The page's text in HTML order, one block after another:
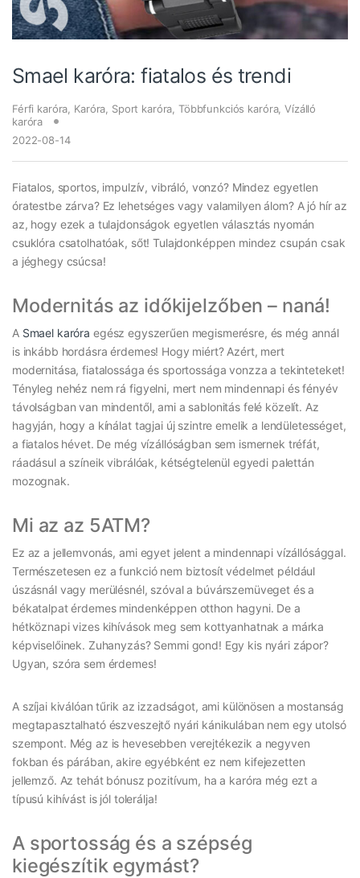
Smael karóra: fiatalos és trendi
Férfi karóra Karóra Sport karóra ,Többfunkciós karóra,Vízálló
karóra
2022-08-14
Fiatalos, sportos, impulzív, vibráló, vonzó? Mindez egyetlen
óratestbe zárva? Ez lehetséges vagy valamilyen álom? A jó hír az
az, hogy ezek a tulajdonságok egyetlen választás nyomán
csuklóra csatolhatóak, sőt! Tulajdonképpen mindez csupán csak
a jéghegy csúcsa!
Modernitás az időkijelzőben – naná!
A Smael karóra egész egyszerűen megismerésre, és még annál
is inkább hordásra érdemes! Hogy miért? Azért, mert
modernitása, fiatalossága és sportossága vonzza a tekinteteket!
Tényleg nehéz nem rá figyelni, mert nem mindennapi és fényév
távolságban van mindentől, ami a sablonitás felé közelít. Az
hagyján, hogy a kínálat tagjai új szintre emelik a lendületességet,
a fiatalos hévet. De még vízállóságban sem ismernek tréfát,
ráadásul a színeik vibrálóak, kétségtelenül egyedi palettán
mozognak.
Mi az az 5ATM?
Ez az a jellemvonás, ami egyet jelent a mindennapi vízállósággal.
Természetesen ez a funkció nem biztosít védelmet például
úszásnál vagy merülésnél, szóval a búvárszemüveget és a
békatalpat érdemes mindenképpen otthon hagyni. De a
hétköznapi vizes kihívások meg sem kottyanhatnak a márka
képviselőinek. Zuhanyzás? Semmi gond! Egy kis nyári zápor?
Ugyan, szóra sem érdemes!
A szíjai kiválóan tűrik az izzadságot, ami különösen a mostanság
megtapasztalható észveszejtő nyári kánikulában nem egy utolsó
szempont. Még az is hevesebben verejtékezik a negyven
fokban és párában, akire egyébként ez nem kifejezetten
jellemző. Az tehát bónusz pozitívum, ha a karóra még ezt a
típusú kihívást is jól tolerálja!
A sportosság és a szépség
kiegészítik egymást?